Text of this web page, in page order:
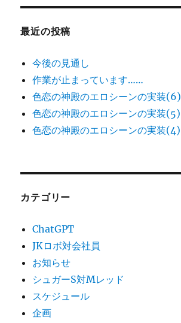
最近の投稿
今後の見通し
作業が止まっています……
色恋の神殿のエロシーンの実装(6)
色恋の神殿のエロシーンの実装(5)
色恋の神殿のエロシーンの実装(4)
カテゴリー
ChatGPT
JKロボ対会社員
お知らせ
シュガーS対Mレッド
スケジュール
企画